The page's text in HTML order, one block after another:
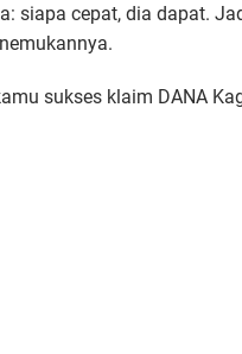
siapa cepat, dia dapat.
sukses klaim DANA